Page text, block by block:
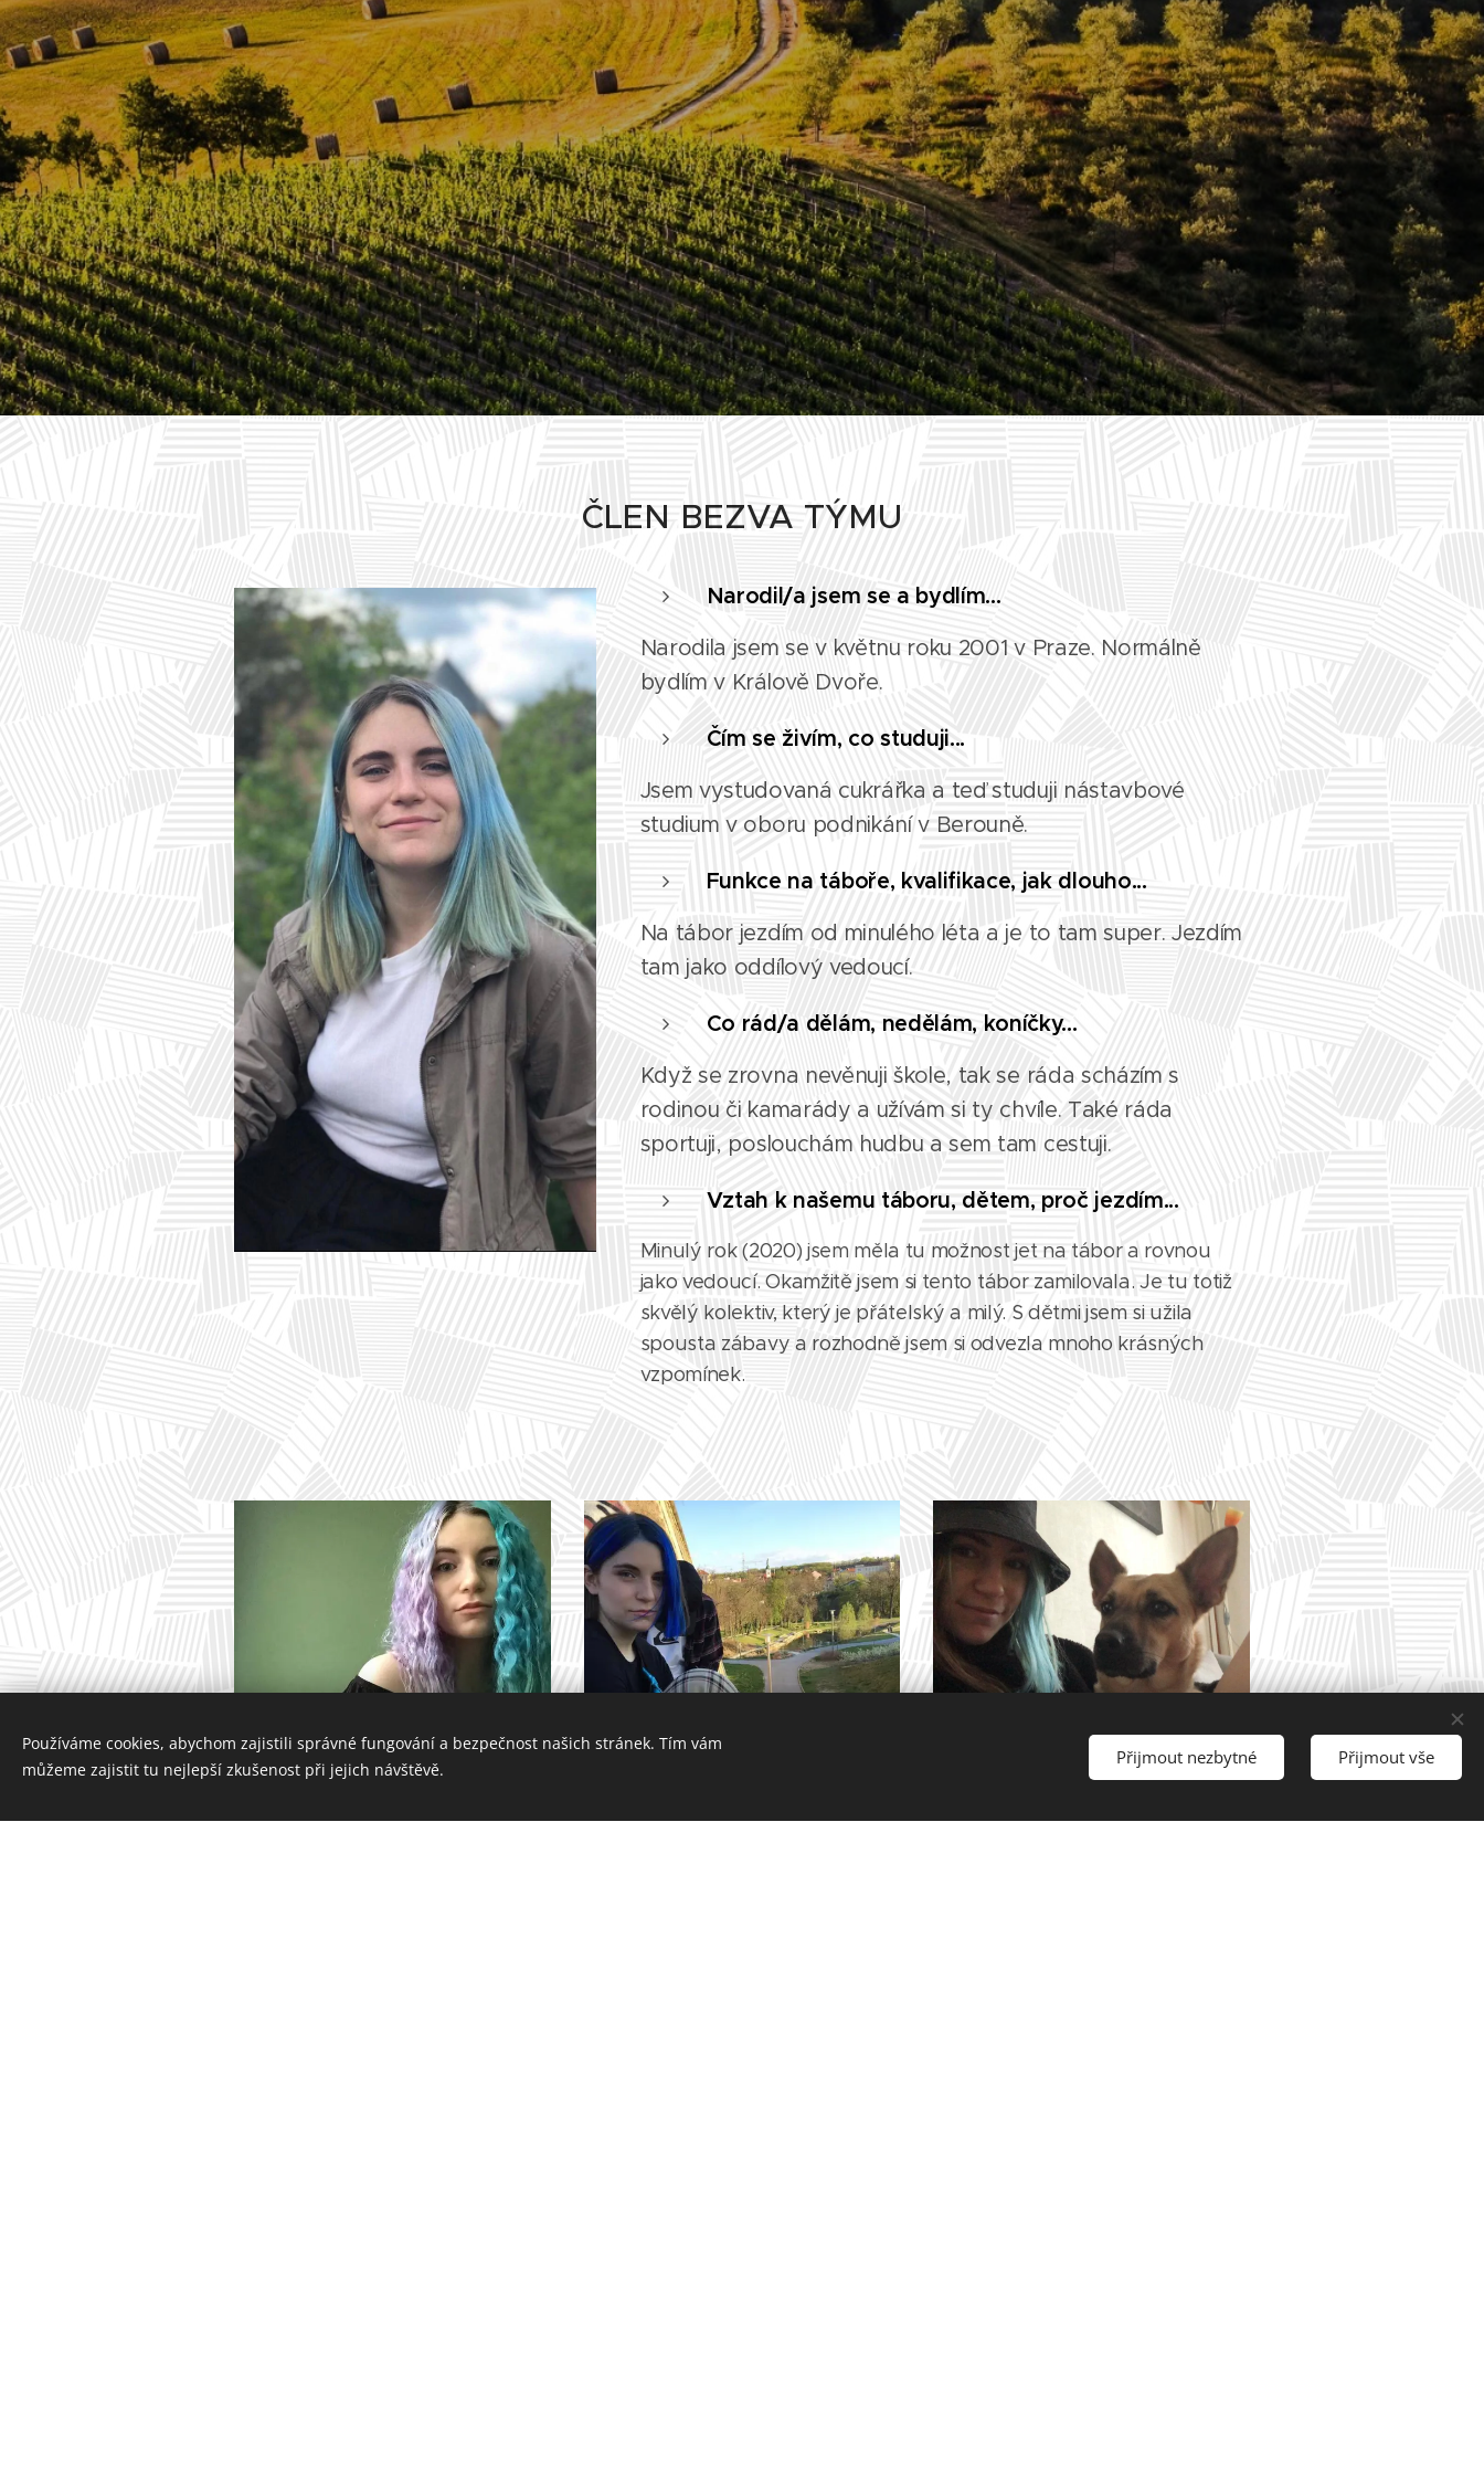
ČLEN BEZVA TÝMU
Narodil/a jsem se a bydlím...
Narodila jsem se v květnu roku 2001 v Praze. Normálně
bydlím v Králově Dvoře.
Čím se živím, co studuji...
Jsem vystudovaná cukrářka a teď studuji nástavbové
studium v oboru podnikání v Berouně.
Funkce na táboře, kvalifikace, jak dlouho...
Na tábor jezdím od minulého léta a je to tam super. Jezdím
tam jako oddílový vedoucí.
Co rád/a dělám, nedělám, koníčky...
Když se zrovna nevěnuji škole, tak se ráda scházím s
rodinou či kamarády a užívám si ty chvíle. Také ráda
sportuji, poslouchám hudbu a sem tam cestuji.
Vztah k našemu táboru, dětem, proč jezdím...
Minulý rok (2020) jsem měla tu možnost jet na tábor a rovnou
jako vedoucí. Okamžitě jsem si tento tábor zamilovala. Je tu totiž
skvělý kolektiv, který je přátelský a milý. S dětmi jsem si užila
spousta zábavy a rozhodně jsem si odvezla mnoho krásných
vzpomínek.
Používáme cookies, abychom zajistili správné fungování a bezpečnost našich stránek. Tím vám
můžeme zajistit tu nejlepší zkušenost při jejich návštěvě.
Přijmout nezbytné Přijmout vše